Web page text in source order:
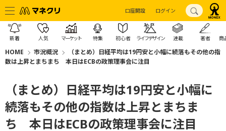
口座開設 ログイン
新着 人気 マーケット 特集 初心者 ライフデザイン 連載 著者 商
HOME 市況概況
（まとめ）日経平均は19円安と小幅に続落もその他の指
数は上昇とまちまち 本日はECBの政策理事会に注目
（まとめ）日経平均は19円安と小幅に
続落もその他の指数は上昇とまちま
ち 本日はECBの政策理事会に注目